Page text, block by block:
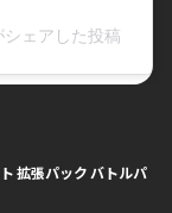
拡張パック バトルパ
シェアした投稿